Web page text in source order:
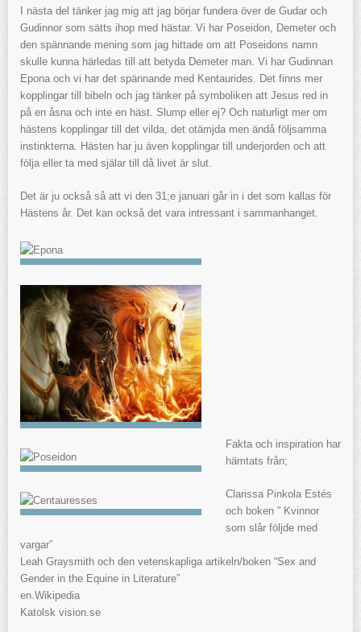
I nästa del tänker jag mig att jag börjar fundera över de Gudar och
Gudinnor som sätts ihop med hästar. Vi har Poseidon, Demeter och
den spännande mening som jag hittade om att Poseidons namn
skulle kunna härledas till att betyda Demeter man. Vi har Gudinnan
Epona och vi har det spännande med Kentaurides. Det finns mer
kopplingar till bibeln och jag tänker på symboliken att Jesus red in
på en åsna och inte en häst. Slump eller ej? Och naturligt mer om
hästens kopplingar till det vilda, det otämjda men ändå följsamma
instinkterna. Hästen har ju även kopplingar till underjorden och att
följa eller ta med själar till då livet är slut.
Det är ju också så att vi den 31;e januari går in i det som kallas för
Hästens år. Det kan också det vara intressant i sammanhanget.
Fakta och inspiration har
hämtats från;
Clarissa Pinkola Estés
och boken ” Kvinnor
som slår följde med
vargar”
Leah Graysmith och den vetenskapliga artikeln/boken “Sex and
Gender in the Equine in Literature”
en.Wikipedia
Katolsk vision.se